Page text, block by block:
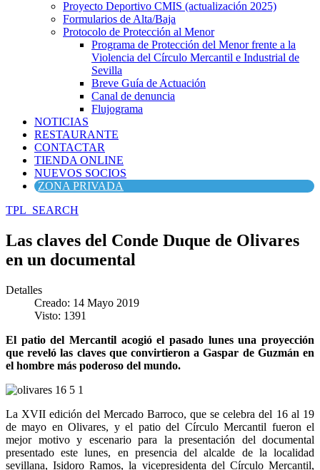
Proyecto Deportivo CMIS (actualización 2025)
Formularios de Alta/Baja
Protocolo de Protección al Menor
Programa de Protección del Menor frente a la
Violencia del Círculo Mercantil e Industrial de
Sevilla
Breve Guía de Actuación
Canal de denuncia
Flujograma
NOTICIAS
RESTAURANTE
CONTACTAR
TIENDA ONLINE
NUEVOS SOCIOS
ZONA PRIVADA
TPL_SEARCH
Las claves del Conde Duque de Olivares
en un documental
Detalles
Creado: 14 Mayo 2019
Visto: 1391
El patio del Mercantil acogió el pasado lunes una proyección
que reveló las claves que convirtieron aGaspar de Guzmán en
el hombre más poderoso del mundo.
La XVII edición del Mercado Barroco, que se celebra del 16 al 19
de mayo en Olivares, y el patio del Círculo Mercantil fueron el
mejor motivo y escenario para la presentación del documental
presentado este lunes, en presencia del alcalde de la localidad
sevillana, Isidoro Ramos, la vicepresidenta del Círculo Mercantil,